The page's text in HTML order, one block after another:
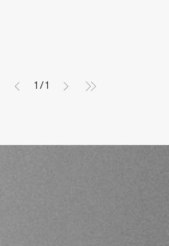
1 /1